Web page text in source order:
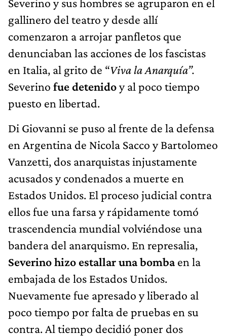
gallinero del teatro y desde allí
comenzaron a arrojar panfletos que
denunciaban las acciones de los fascistas
en Italia, al grito de “Viva la Anarquía”.
Severino fue detenidoy al poco tiempo
puesto en libertad.
Di Giovanni se puso al frente de la defensa
en Argentina de Nicola Sacco y Bartolomeo
Vanzetti, dos anarquistas injustamente
acusados y condenados a muerte en
Estados Unidos. El proceso judicial contra
ellos fue una farsa y rápidamente tomó
trascendencia mundial volviéndose una
bandera del anarquismo. En represalia,
Severino hizo estallar una bombaen la
embajada de los Estados Unidos.
Nuevamente fue apresado y liberado al
poco tiempo por falta de pruebas en su
contra. Al tiempo decidió poner dos